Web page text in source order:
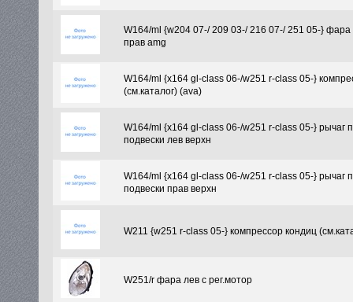
W164/ml {w204 07-/ 209 03-/ 216 07-/ 251 05-} фара
прав amg
W164/ml {x164 gl-class 06-/w251 r-class 05-}
(см.каталог) (ava)
W164/ml {x164 gl-class 06-/w251 r-class 05-} рычаг
подвески лев верхн
W164/ml {x164 gl-class 06-/w251 r-class 05-} рычаг
подвески прав верхн
W211 {w251 r-class 05-} компрессор кондиц
W251/r фара лев с рег.мотор